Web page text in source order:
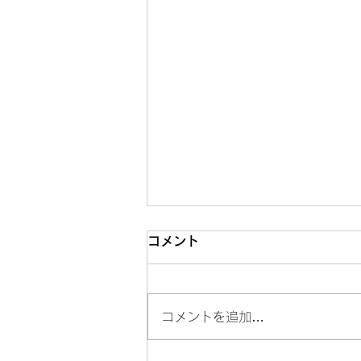
コメント
コメントを追加…